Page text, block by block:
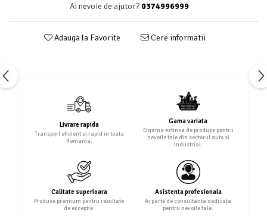
Ai nevoie de ajutor? 0374996999
Adauga la Favorite Cere informatii
Livrare rapida
Transport eficient si rapid in toata
Romania.
Gama variata
O gama extinsa de produse pentru
nevoile tale din sectorul auto si
industrial.
Calitate superioara
Produse premium pentru rezultate
de exceptie.
Asistenta profesionala
Ai parte de consultanta dedicata
pentru nevoile tale.